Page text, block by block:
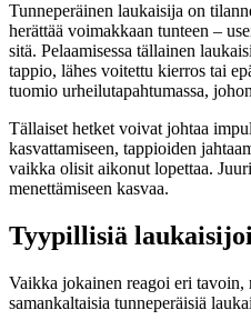
Tunneperäinen laukaisija on
herättää voimakkaan tunteen –
sitä. Pelaamisessa tällainen
tappio, lähes voitettu kierros tai
tuomio urheilutapahtumassa,
Tällaiset hetket voivat johtaa
kasvattamiseen, tappioiden
vaikka olisit aikonut lopettaa.
menettämiseen kasvaa.
Tyypillisiä
Vaikka jokainen reagoi eri
samankaltaisia tunneperäisiä